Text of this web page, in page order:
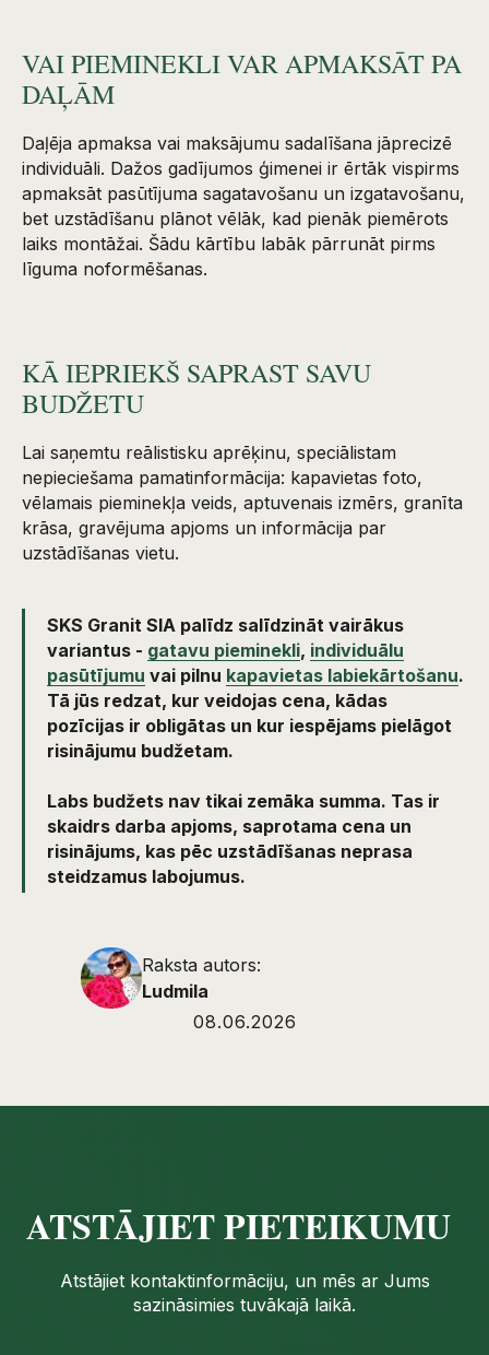
VAI PIEMINEKLI VAR APMAKSĀT PA
DAĻĀM
Daļēja apmaksa vai maksājumu sadalīšana jāprecizē
individuāli. Dažos gadījumos ģimenei ir ērtāk vispirms
apmaksāt pasūtījuma sagatavošanu un izgatavošanu,
bet uzstādīšanu plānot vēlāk, kad pienāk piemērots
laiks montāžai. Šādu kārtību labāk pārrunāt pirms
līguma noformēšanas.
KĀ IEPRIEKŠ SAPRAST SAVU
BUDŽETU
Lai saņemtu reālistisku aprēķinu, speciālistam
nepieciešama pamatinformācija: kapavietas foto,
vēlamais pieminekļa veids, aptuvenais izmērs, granīta
krāsa, gravējuma apjoms un informācija par
uzstādīšanas vietu.
SKS Granit SIA palīdz salīdzināt vairākus
variantus - gatavu pieminekli, individuālu
pasūtījumu vai pilnu kapavietas labiekārtošanu.
Tā jūs redzat, kur veidojas cena, kādas
pozīcijas ir obligātas un kur iespējams pielāgot
risinājumu budžetam.
Labs budžets nav tikai zemāka summa. Tas ir
skaidrs darba apjoms, saprotama cena un
risinājums, kas pēc uzstādīšanas neprasa
steidzamus labojumus.
Raksta autors:
Ludmila
08.06.2026
ATSTĀJIET PIETEIKUMU
Atstājiet kontaktinformāciju, un mēs ar Jums
sazināsimies tuvākajā laikā.